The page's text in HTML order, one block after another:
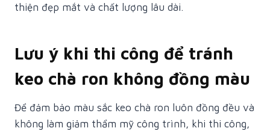
thiện đẹp mắt và chất lượng lâu dài.
Lưu ý khi thi công để tránh
keo chà ron không đồng màu
Để đảm bảo màu sắc keo chà ron luôn đồng đều và
không làm giảm thẩm mỹ công trình, khi thi công,